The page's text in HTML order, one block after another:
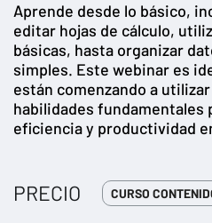
Aprende desde lo básico,
editar hojas de cálculo,
básicas, hasta organizar
simples. Este webinar es
están comenzando a
habilidades fundamentales
eficiencia y productividad
PRECIO CURSO